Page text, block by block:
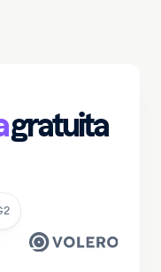
gratuita